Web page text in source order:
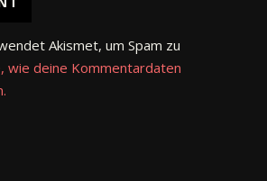
Akismet, um Spam zu
wie deine Kommentardaten